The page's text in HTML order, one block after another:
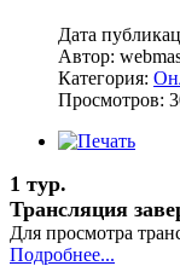
Дата
Автор:
Категория:
Просмотров:
1 тур.
Трансляция
Для просмотра
Подробнее...